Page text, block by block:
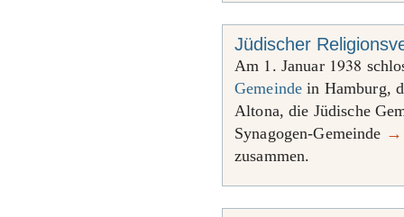
Jüdischer
Am 1 . Januar 1938
Gemeinde in Hamburg,
Altona, die Jüdische
Synagogen-Gemeinde →
zusammen.